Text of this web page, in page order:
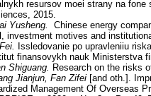
resursov moei strany na
2015.
Yusheng.
Chinese energy
investment motives and
Issledovanie po upravleniiu
finansovykh nauk Ministerstva
Shiguang. Research on the risks
Jianjun, Fan Zifei [and oth.].
Management Of Overseas